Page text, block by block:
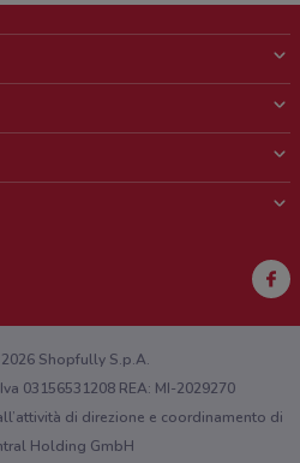
o sull'app?
Shopfully S.p.A.
03156531208 REA: MI-2029270
di direzione e coordinamento di
Holding GmbH